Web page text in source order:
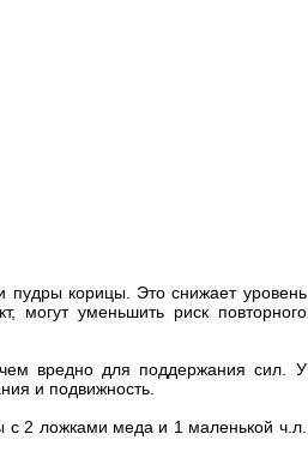
корицы. Это снижает уровень
могут уменьшить риск повторного
вредно для поддержания сил. У
и подвижность.
2 ложками меда и 1 маленькой ч.л.